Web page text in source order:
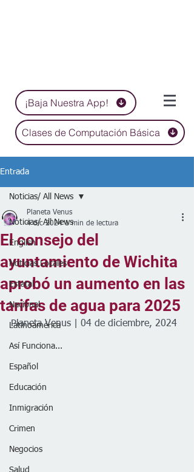
¡Baja Nuestra App!
Clases de Computación Básica
Entrada
Noticias/ All News
English
Noticias Locales
Estatal
Nacional
Latinoamérica
Así Funciona...
Español
Educación
Inmigración
Crimen
Negocios
Salud
Noticias/ All News
El consejo del
ayuntamiento de Wichita
aprobó un aumento en las
tarifas de agua para 2025
Planeta Venus
4 dic 2024 1 min de lectura
Planeta Venus | 04 de diciembre, 2024